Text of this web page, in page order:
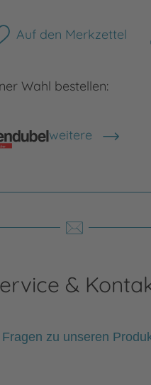
Auf den Merkzettel
Wahl bestellen:
weitere
Shops anzeigen
&
zu unseren